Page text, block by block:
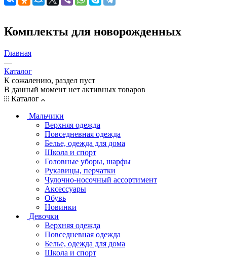
Комплекты для новорожденных
Главная
—
Каталог
К сожалению, раздел пуст
В данный момент нет активных товаров
Каталог
Мальчики
Верхняя одежда
Повседневная одежда
Белье, одежда для дома
Школа и спорт
Головные уборы, шарфы
Рукавицы, перчатки
Чулочно-носочный ассортимент
Аксессуары
Обувь
Новинки
Девочки
Верхняя одежда
Повседневная одежда
Белье, одежда для дома
Школа и спорт